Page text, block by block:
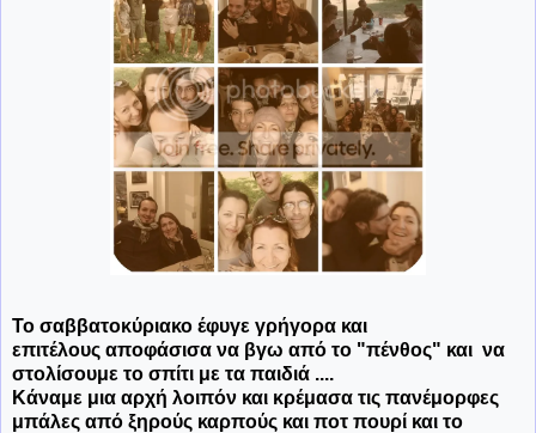
Το σαββατοκύριακο έφυγε γρήγορα και
επιτέλους αποφάσισα να βγω από το "πένθος" και να
στολίσουμε το σπίτι με τα παιδιά ....
Κάναμε μια αρχή λοιπόν και κρέμασα τις πανέμορφες
μπάλες από ξηρούς καρπούς και ποτ πουρί και το